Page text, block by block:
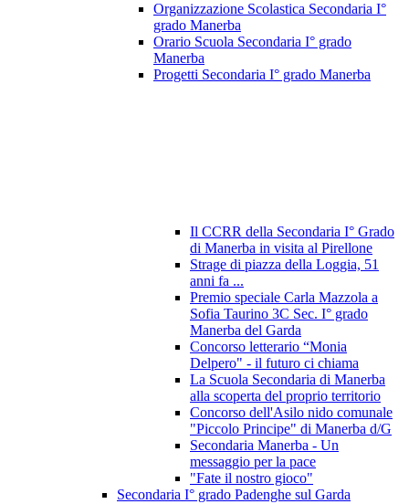
Organizzazione Scolastica Secondaria I°
grado Manerba
Orario Scuola Secondaria I° grado
Manerba
Progetti Secondaria I° grado Manerba
Il CCRR della Secondaria I° Grado
di Manerba in visita al Pirellone
Strage di piazza della Loggia, 51
anni fa ...
Premio speciale Carla Mazzola a
Sofia Taurino 3C Sec. I° grado
Manerba del Garda
Concorso letterario “Monia
Delpero" - il futuro ci chiama
La Scuola Secondaria di Manerba
alla scoperta del proprio territorio
Concorso dell'Asilo nido comunale
"Piccolo Principe" di Manerba d/G
Secondaria Manerba - Un
messaggio per la pace
"Fate il nostro gioco"
Secondaria I° grado Padenghe sul Garda